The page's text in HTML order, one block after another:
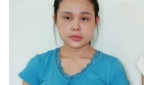
Tư vấn luật